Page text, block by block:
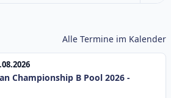
Alle Termine im Kalender
Championship B Pool 2026 -